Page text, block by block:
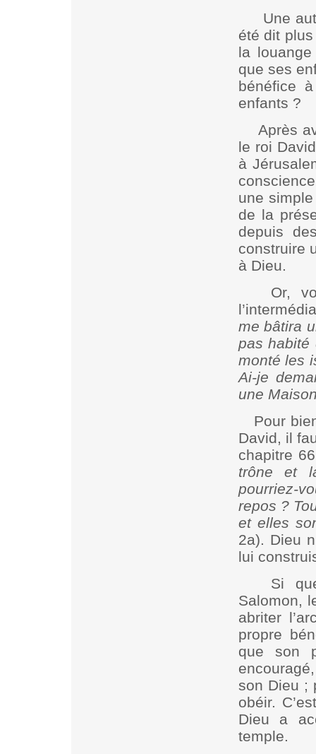
Une
été dit plus
la
que ses
bénéfice
enfants ?
Après
le roi
à
une
de la
depuis
construire
à Dieu.
Or,
me bâtira
pas habité
monté les
Ai-je
une
Pour
David, il
chapitre
trône et
pourriez-
repos ?
et elles
2a). Dieu
lui
Si
Salomon,
abriter
propre
que son
son Dieu ;
obéir.
Dieu a
temple.